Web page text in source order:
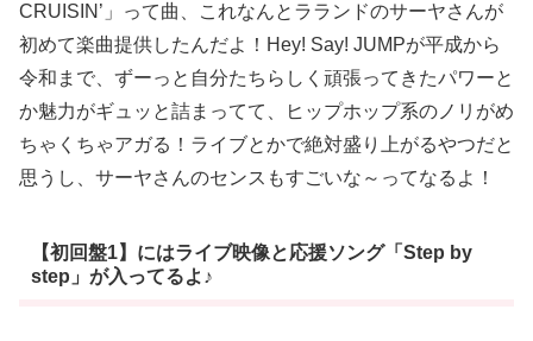
CRUISIN’」って曲、これなんとラランドのサーヤさんが
初めて楽曲提供したんだよ！Hey! Say! JUMPが平成から
令和まで、ずーっと自分たちらしく頑張ってきたパワーと
か魅力がギュッと詰まってて、ヒップホップ系のノリがめ
ちゃくちゃアガる！ライブとかで絶対盛り上がるやつだと
思うし、サーヤさんのセンスもすごいな～ってなるよ！
【初回盤1】にはライブ映像と応援ソング「Step by
step」が入ってるよ♪